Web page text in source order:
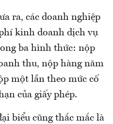
ra, các doanh nghiệp
kinh doanh dịch vụ
ba hình thức: nộp
thu, nộp hàng năm
một lần theo mức cố
của giấy phép.
biểu cũng thắc mắc là